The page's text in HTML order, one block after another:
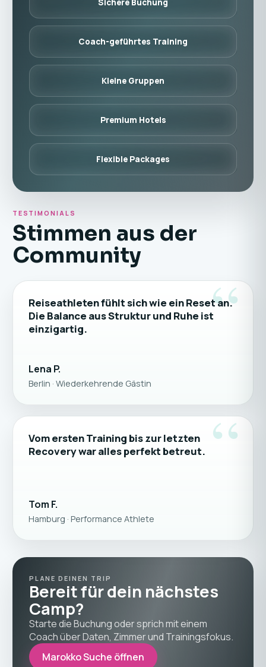
Sichere Buchung
Coach-geführtes Training
Kleine Gruppen
Premium Hotels
Flexible Packages
TESTIMONIALS
Stimmen aus der
Community
“
Reiseathleten fühlt sich wie ein Reset an.
Die Balance aus Struktur und Ruhe ist
einzigartig.
Lena P.
Berlin · Wiederkehrende Gästin
“
Vom ersten Training bis zur letzten
Recovery war alles perfekt betreut.
Tom F.
Hamburg · Performance Athlete
PLANE DEINEN TRIP
Bereit für dein nächstes
Camp?
Starte die Buchung oder sprich mit einem
Coach über Daten, Zimmer und Trainingsfokus.
Marokko Suche öffnen